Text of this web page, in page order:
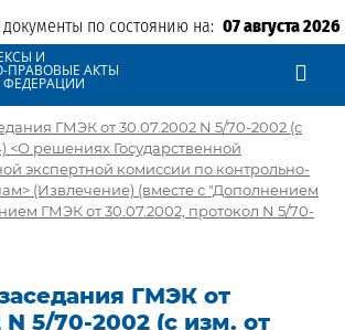
по состоянию на: 07 августа 2026
И
ПРАВОВЫЕ АКТЫ
ГМЭК от 30.07.2002 N 5/70-2002 (с
<О решениях Государственной
экспертной комиссии по контрольно-
(Извлечение) (вместе с "Дополнением
ГМЭК от 30.07.2002, протокол N 5/70-
ГМЭК от
N 5/70-2002 (с изм. от